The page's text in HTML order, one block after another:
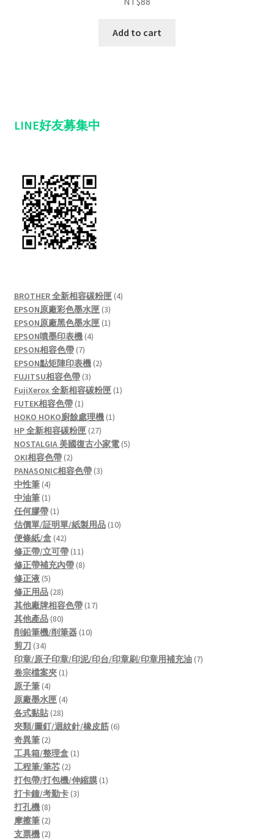
Add to cart
LINE好友募集中
BROTHER 全新相容碳粉匣 44
EPSON原廠彩色墨水匣 33
products
EPSON原廠黑色墨水匣 11
EPSON噴墨印表機 44
EPSON相容色帶 77
products
EPSON點矩陣印表機 22
FUJITSU相容色帶 33
products
FujiXerox 全新相容碳粉匣 11
FUTEK相容色帶 11
product
HOKO HOKO廚餘處理機 11
HP 全新相容碳粉匣 2727
products
NOSTALGIA 美國復古小家電 55
OKI相容色帶 22
products
PANASONIC相容色帶 33
中性筆 44
products
中油筆 11
product
任何膠帶 11
product
估價單/証明單/紙製用品 1010
便條紙/盒 4242
products
修正帶/立可帶 1111
products
修正帶補充內帶 88
修正液 55
products
修正用品 2828
products
其他廠牌相容色帶 1717
其他產品 8080
products
削鉛筆機/削筆器 1010
剪刀 3434
products
印章/原子印章/印泥/印台/印章刷/印章用補充油 77
卷宗檔案夾 11
原子筆 44
products
原廠墨水匣 44
各式黏貼 2828
products
夾類/圖釘/迴紋針/橡皮筋 66
奇異筆 22
products
工具箱/整理盒 11
工程筆/筆芯 22
products
打包帶/打包機/伸縮膜 11
打卡鐘/考勤卡 33
打孔機 88
products
摩擦筆 22
products
支票機 22